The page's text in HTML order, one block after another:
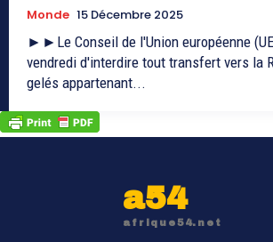
Monde 15 Décembre 2025
►►Le Conseil de l'Union européenne
vendredi d'interdire tout transfert vers la
gelés appartenant...
a54
afrique54.net